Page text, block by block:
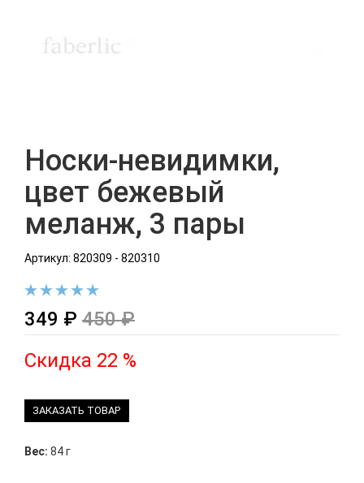
Носки-невидимки,
цвет бежевый
меланж, 3 пары
Артикул: 820309 - 820310
349 ₽ 450 ₽
Скидка 22 %
ЗАКАЗАТЬ ТОВАР
Вес: 84 г